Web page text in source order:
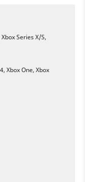
Xbox Series X/S,
Xbox One, Xbox